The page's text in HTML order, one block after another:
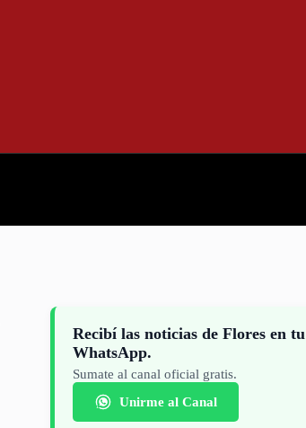
Recibí las noticias de Flores en tu
WhatsApp.
Sumate al canal oficial gratis.
Unirme al Canal